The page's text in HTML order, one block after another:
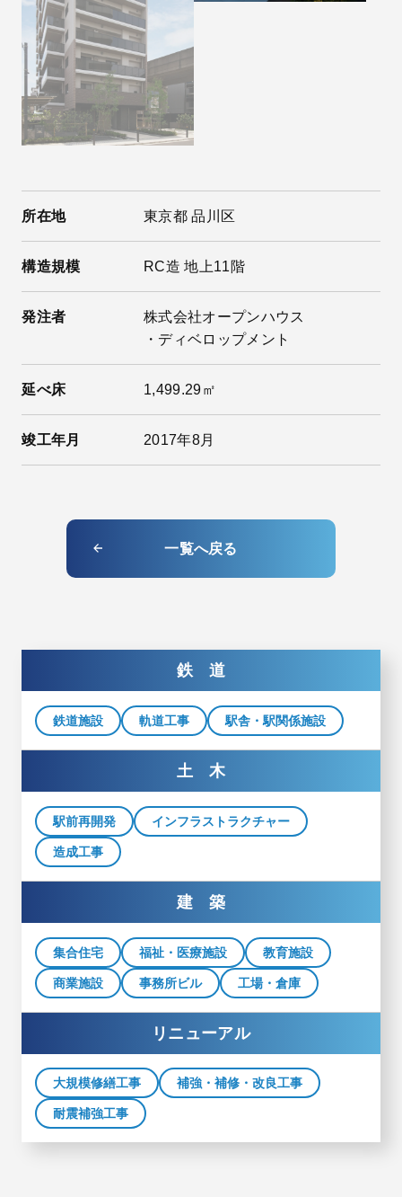
所在地 東京都 品川区
構造規模 RC造 地上11階
発注者
株式会社オープンハウス
・ディベロップメント
延べ床 1,499.29㎡
竣工年月 2017年8月
一覧へ戻る
鉄 道
鉄道施設 軌道工事 駅舎・駅関係施設
土 木
駅前再開発 インフラストラクチャー
造成工事
建 築
集合住宅 福祉・医療施設 教育施設
商業施設 事務所ビル 工場・倉庫
リニューアル
大規模修繕工事 補強・補修・改良工事
耐震補強工事